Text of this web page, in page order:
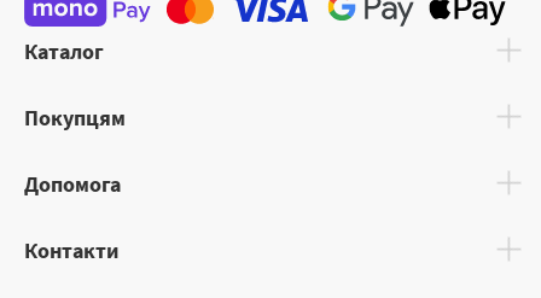
Каталог
Покупцям
Допомога
Контакти